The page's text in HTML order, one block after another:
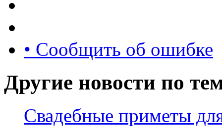
• Сообщить об ошибке
Другие новости по
Свадебные приметы